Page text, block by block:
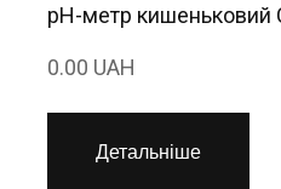
pH-метр кишеньковий
0.00 UAH
Детальніше